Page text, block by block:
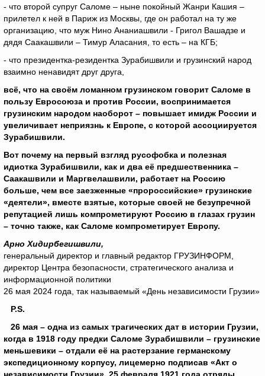
- что второй супруг Саломе – ныне покойный Жанри Кашия –
прилетел к ней в Париж из Москвы, где он работал на ту же
организацию, что муж Нино Ананиашвили - Григол Вашадзе и
дядя Саакашвили – Тимур Аласания, то есть – на КГБ;
- что президентка-резидентка Зурабишвили и грузинский народ
взаимно ненавидят друг друга,
всё, что на своём ломанном грузинском говорит Саломе в
пользу Евросоюза и против России, воспринимается
грузинским народом наоборот – повышает имидж России и
увеличивает неприязнь к Европе, с которой ассоциируется
Зурабишвили.
Вот почему на первый взгляд русофобка и полезная
идиотка Зурабишвили, как и два её предшественника –
Саакашвили и Маргвелашвили, работает на Россию
больше, чем все заезженные «пророссийские» грузинские
«деятели», вместе взятые, которые своей не безупречной
репутацией лишь компрометируют Россию в глазах грузин
– точно также, как Саломе компрометирует Европу.
Арно Хидирбегишвили,
генеральный директор и главный редактор ГРУЗИНФОРМ,
директор Центра безопасности, стратегического анализа и
информационной политики
26 мая 2024 года, так называемый «День независимости Грузии»
P.S.
26 мая – одна из самых трагических дат в истории Грузии,
когда в 1918 году предки Саломе Зурабишвили – грузинские
меньшевики – отдали её на растерзание германскому
экспедиционному корпусу, лицемерно подписав «Акт о